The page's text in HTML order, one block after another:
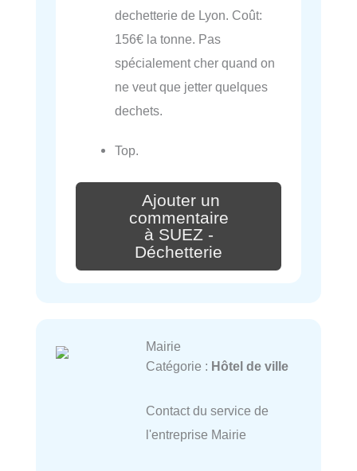
dechetterie de Lyon. Coût:
156€ la tonne. Pas
spécialement cher quand on
ne veut que jetter quelques
dechets.
Top.
Ajouter un
commentaire
à SUEZ -
Déchetterie
Mairie
Catégorie : Hôtel de ville
Contact du service de
l'entreprise Mairie